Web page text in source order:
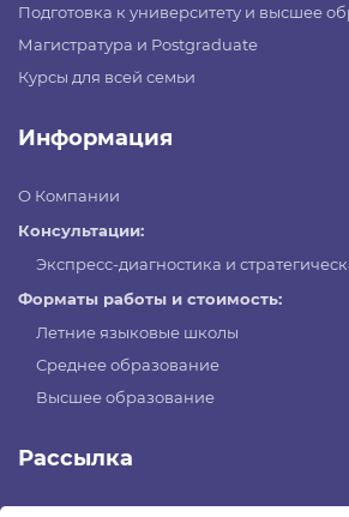
Подготовка к университету и высшее
Магистратура и Postgraduate
Курсы для всей семьи
Информация
О Компании
Консультации:
Экспресс-диагностика и
Форматы работы и стоимость:
Летние языковые школы
Среднее образование
Высшее образование
Рассылка